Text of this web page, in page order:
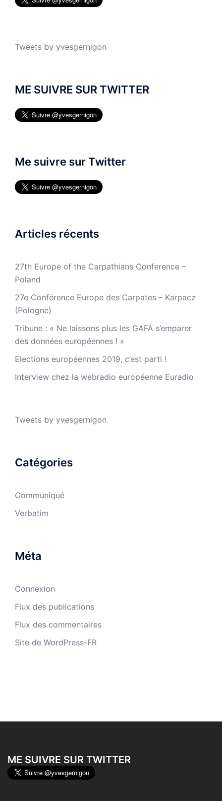
Tweets by yvesgernigon
ME SUIVRE SUR TWITTER
Me suivre sur Twitter
Articles récents
27th Europe of the Carpathians Conference –
Poland
27e Conférence Europe des Carpates – Karpacz
(Pologne)
Tribune : « Ne laissons plus les GAFA s’emparer
des données européennes ! »
Elections européennes 2019, c’est parti !
Interview chez la webradio européenne Euradio
Tweets by yvesgernigon
Catégories
Communiqué
Verbatim
Méta
Connexion
Flux des publications
Flux des commentaires
Site de WordPress-FR
ME SUIVRE SUR TWITTER